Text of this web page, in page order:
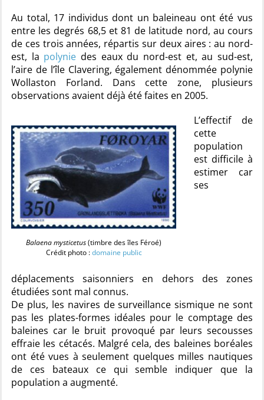
Au total, 17 individus dont un baleineau ont été vus
entre les degrés 68,5 et 81 de latitude nord, au cours
de ces trois années, répartis sur deux aires : au nord-
est, la polynie des eaux du nord-est et, au sud-est,
l’aire de l’île Clavering, également dénommée polynie
Wollaston Forland. Dans cette zone, plusieurs
observations avaient déjà été faites en 2005.
Balaena mysticetus(timbre des îles Féroé)
Crédit photo :domaine public
L’effectif de
cette
population
est difficile à
estimer car
ses
déplacements saisonniers en dehors des zones
étudiées sont mal connus.
De plus, les navires de surveillance sismique ne sont
pas les plates-formes idéales pour le comptage des
baleines car le bruit provoqué par leurs secousses
effraie les cétacés. Malgré cela, des baleines boréales
ont été vues à seulement quelques milles nautiques
de ces bateaux ce qui semble indiquer que la
population a augmenté.